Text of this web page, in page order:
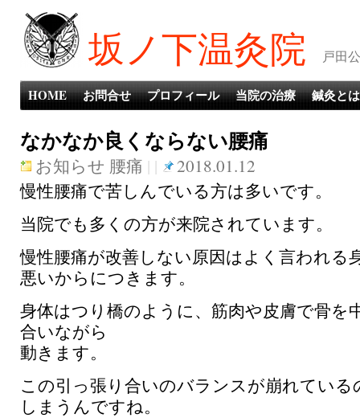
坂ノ下温灸院 戸田
HOME お問合せ プロフィール 当院の治療 鍼灸とは
なかなか良くならない腰痛
お知らせ 腰痛 | |
2018.01.12
慢性腰痛で苦しんでいる方は多いです。
当院でも多くの方が来院されています。
慢性腰痛が改善しない原因はよく言われる
悪いからにつきます。
身体はつり橋のように、筋肉や皮膚で骨を
合いながら
動きます。
この引っ張り合いのバランスが崩れてい
しまうんですね。